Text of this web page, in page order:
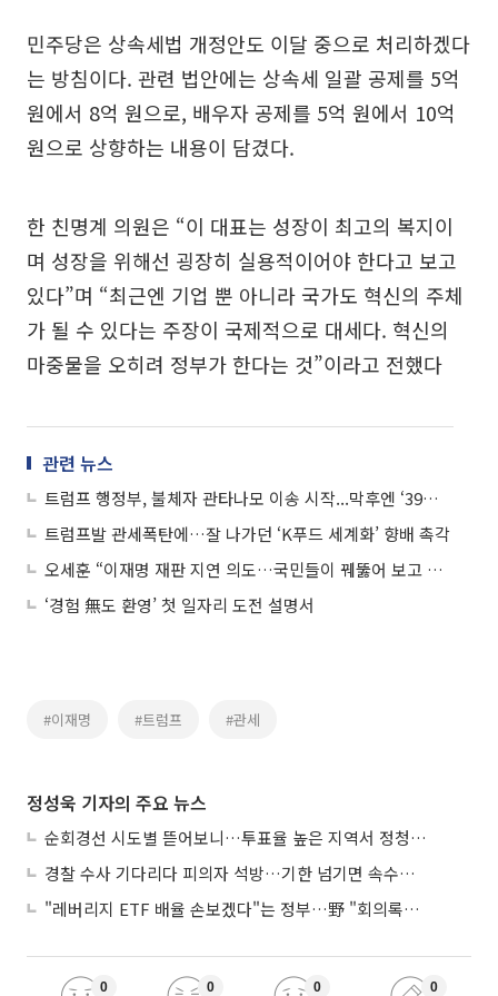
민주당은 상속세법 개정안도 이달 중으로 처리하겠다
는 방침이다. 관련 법안에는 상속세 일괄 공제를 5억
원에서 8억 원으로, 배우자 공제를 5억 원에서 10억
원으로 상향하는 내용이 담겼다.
한 친명계 의원은 “이 대표는 성장이 최고의 복지이
며 성장을 위해선 굉장히 실용적이어야 한다고 보고
있다”며 “최근엔 기업 뿐 아니라 국가도 혁신의 주체
가 될 수 있다는 주장이 국제적으로 대세다. 혁신의
마중물을 오히려 정부가 한다는 것”이라고 전했다
관련 뉴스
트럼프 행정부, 불체자 관타나모 이송 시작...막후엔 ‘39세’ 공포전략가 밀러가 있다
트럼프발 관세폭탄에…잘 나가던 ‘K푸드 세계화’ 향배 촉각
오세훈 “이재명 재판 지연 의도…국민들이 꿰뚫어 보고 있다”
‘경험 無도 환영’ 첫 일자리 도전 설명서
#이재명 #트럼프 #관세
정성욱 기자의 주요 뉴스
순회경선 시도별 뜯어보니…투표율 높은 지역서 정청래 강세
경찰 수사 기다리다 피의자 석방…기한 넘기면 속수무책
"레버리지 ETF 배율 손보겠다"는 정부…野 "회의록부터 내놔야"
0 0 0 0